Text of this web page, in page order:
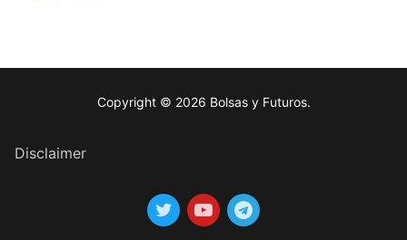
Copyright © 2026 Bolsas y Futuros.
Disclaimer